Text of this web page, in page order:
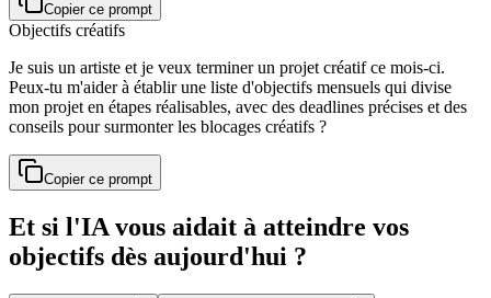
Copier ce prompt
Objectifs créatifs
Je suis un artiste et je veux terminer un projet créatif ce mois-ci.
Peux-tu m'aider à établir une liste d'objectifs mensuels qui divise
mon projet en étapes réalisables, avec des deadlines précises et des
conseils pour surmonter les blocages créatifs ?
Copier ce prompt
Et si l'IA vous aidait à atteindre vos
objectifs dès aujourd'hui ?